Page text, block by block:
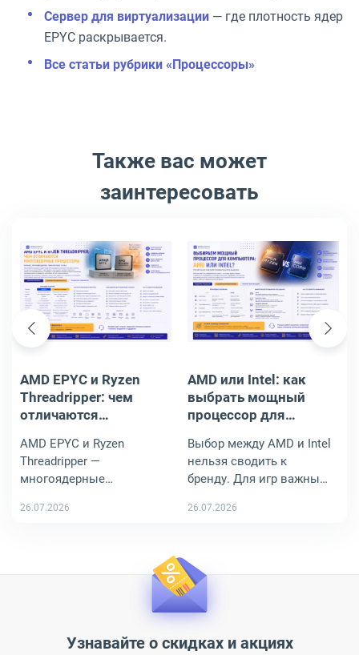
Сервер для виртуализации — где плотность ядер
EPYC раскрывается.
Все статьи рубрики «Процессоры»
Также вас может
заинтересовать
AMD EPYC и Ryzen
Threadripper: чем
отличаются
процессоры
AMD EPYC и Ryzen
Threadripper —
многоядерные
они созданы для
Ryzen Threadripper ...
26.07.2026
AMD или Intel: как
выбрать мощный
процессор для
Выбор между AMD и Intel
нельзя сводить к
бренду. Для игр важны
частота, видеокарта и
ядра, потоки, память,
стабильность,
охлаждение и
поддержка нужного ПО.
...
26.07.2026
Узнавайте о скидках и акциях